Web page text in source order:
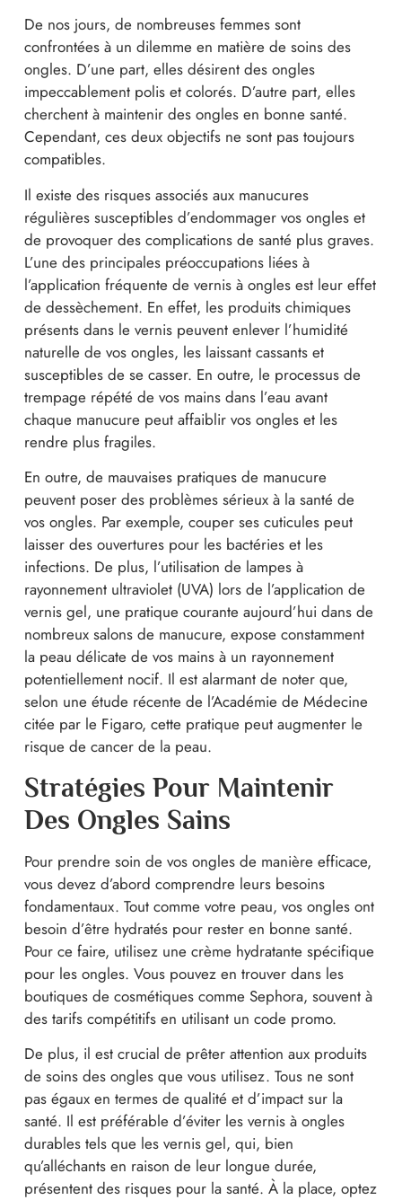
De nos jours, de nombreuses femmes sont
confrontées à un dilemme en matière de soins des
ongles. D’une part, elles désirent des ongles
impeccablement polis et colorés. D’autre part, elles
cherchent à maintenir des ongles en bonne santé.
Cependant, ces deux objectifs ne sont pas toujours
compatibles.
Il existe des risques associés aux manucures
régulières susceptibles d’endommager vos ongles et
de provoquer des complications de santé plus graves.
L’une des principales préoccupations liées à
l’application fréquente de vernis à ongles est leur effet
de dessèchement. En effet, les produits chimiques
présents dans le vernis peuvent enlever l’humidité
naturelle de vos ongles, les laissant cassants et
susceptibles de se casser. En outre, le processus de
trempage répété de vos mains dans l’eau avant
chaque manucure peut affaiblir vos ongles et les
rendre plus fragiles.
En outre, de mauvaises pratiques de manucure
peuvent poser des problèmes sérieux à la santé de
vos ongles. Par exemple, couper ses cuticules peut
laisser des ouvertures pour les bactéries et les
infections. De plus, l’utilisation de lampes à
rayonnement ultraviolet (UVA) lors de l’application de
vernis gel, une pratique courante aujourd’hui dans de
nombreux salons de manucure, expose constamment
la peau délicate de vos mains à un rayonnement
potentiellement nocif. Il est alarmant de noter que,
selon une étude récente de l’Académie de Médecine
citée par le Figaro, cette pratique peut augmenter le
risque de cancer de la peau.
Stratégies Pour Maintenir
Des Ongles Sains
Pour prendre soin de vos ongles de manière efficace,
vous devez d’abord comprendre leurs besoins
fondamentaux. Tout comme votre peau, vos ongles ont
besoin d’être hydratés pour rester en bonne santé.
Pour ce faire, utilisez une crème hydratante spécifique
pour les ongles. Vous pouvez en trouver dans les
boutiques de cosmétiques comme Sephora, souvent à
des tarifs compétitifs en utilisant un code promo.
De plus, il est crucial de prêter attention aux produits
de soins des ongles que vous utilisez. Tous ne sont
pas égaux en termes de qualité et d’impact sur la
santé. Il est préférable d’éviter les vernis à ongles
durables tels que les vernis gel, qui, bien
qu’alléchants en raison de leur longue durée,
présentent des risques pour la santé. À la place, optez